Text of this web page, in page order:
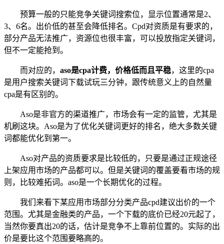
预算一般的只能竞争关键词搜索位，显示位置通常是2、
3、6名。出价低的甚至会降低排名。Cpd对资质是有要求的，
部分产品无法推广，资源位也很丰富，可以投放指定关键词，
但不一定能抢到。
而对应的， aso是cpa计费，价格低而且平稳，这里的cpa
是用户搜索关键词下载试玩三分钟，跟传统意义上的自然量
cpa是有区别的。
Aso是非官方的渠道推广，市场会有一定的监管，尤其是
机刷这块。Aso是为了优化关键词更好的排名，绝大多数关键
词都能优化到第一。
Aso对产品的资质要求是比较低的，只要是通过正规途径
上架应用市场的产品都可以。但是关键词的覆盖要看市场的规
则，比较难拓词。aso是一个长期优化的过程。
我们来看下某应用市场部分分类产品cpd建议出价的一个
范围。尤其是金融类的产品，一个下载的底价已经20元起了，
当然你要真出20的话，估计是竞争不上靠前位置的。实际的出
价是要比这个范围要略高的。